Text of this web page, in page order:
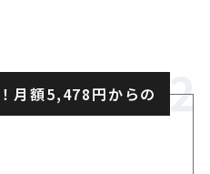
月額5,478円からの